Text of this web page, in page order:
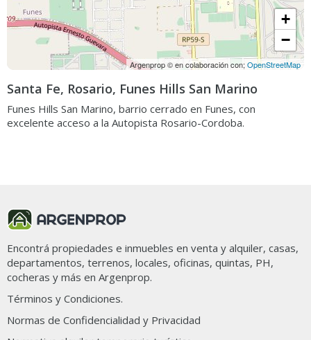
+
−
Argenprop © en colaboración con;OpenStreetMap
Santa Fe, Rosario, Funes Hills San Marino
Funes Hills San Marino, barrio cerrado en Funes, con
excelente acceso a la Autopista Rosario-Cordoba.
7 propiedades en Funes Hill San Marino
Encontrá propiedades e inmuebles en venta y alquiler, casas,
departamentos, terrenos, locales, oficinas, quintas, PH,
cocheras y más en Argenprop.
Términos y Condiciones.
Normas de Confidencialidad y Privacidad